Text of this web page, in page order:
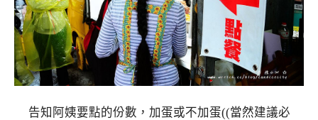
告知阿姨要點的份數，加蛋或不加蛋((當然建議必